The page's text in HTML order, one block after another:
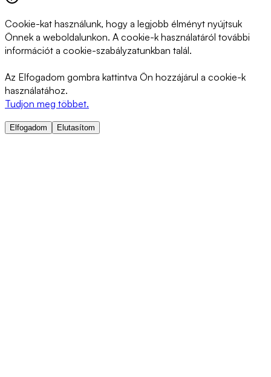
Cookie-kat használunk, hogy a legjobb élményt nyújtsuk
Önnek a weboldalunkon. A cookie-k használatáról további
információt a cookie-szabályzatunkban talál.
Az Elfogadom gombra kattintva Ön hozzájárul a cookie-k
használatához.
Tudjon meg többet.
Elfogadom Elutasítom